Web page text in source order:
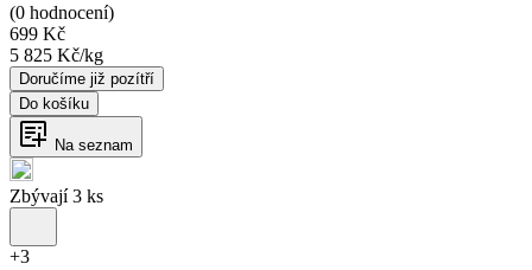
(0 hodnocení)
699 Kč
5 825 Kč/kg
Doručíme již pozítří
Do košíku
Na seznam
Zbývají 3 ks
+3